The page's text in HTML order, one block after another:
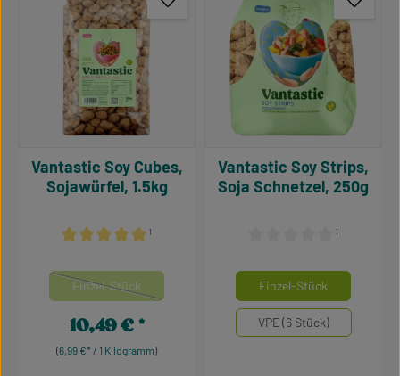
¹
Vantastic Soy Cubes,
Sojawürfel, 1.5kg
Mengeneinheiten auswählen
Einzel-Stück
(Diese Option ist zurzeit nicht verfügbar.)
(6,99 €* / 1 Kilogramm)
Regulärer Preis:
10,49 €
¹
Vantastic Soy Strips,
Soja Schnetzel, 250g
Mengeneinheiten auswählen
Einzel-Stück
VPE (6 Stück)